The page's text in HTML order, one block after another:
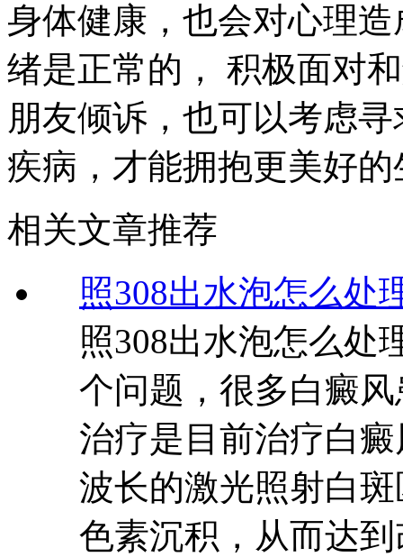
身体健康，也会对心理
绪是正常的， 积极面对
朋友倾诉，也可以考虑
疾病，才能拥抱更美好的
相关文章推荐
照308出水泡怎么处
照308出水泡怎么处
个问题，很多白癜
治疗是目前治疗白
波长的激光照射白
色素沉积，从而达